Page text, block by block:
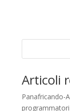
Articoli
Panafricando-